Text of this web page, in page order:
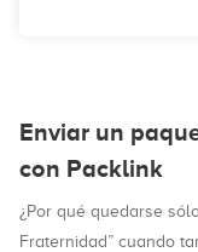
Enviar un
con Packlink
¿Por qué quedarse
Fraternidad” cuando